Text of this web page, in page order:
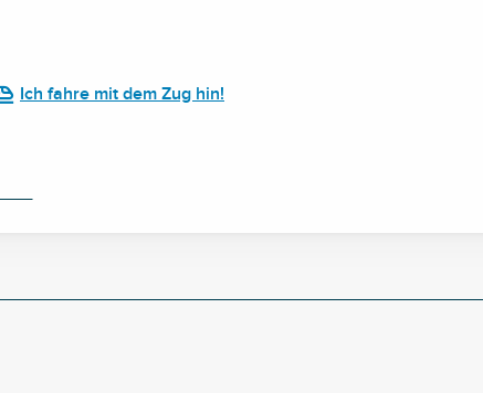
Ich fahre mit dem Zug hin!